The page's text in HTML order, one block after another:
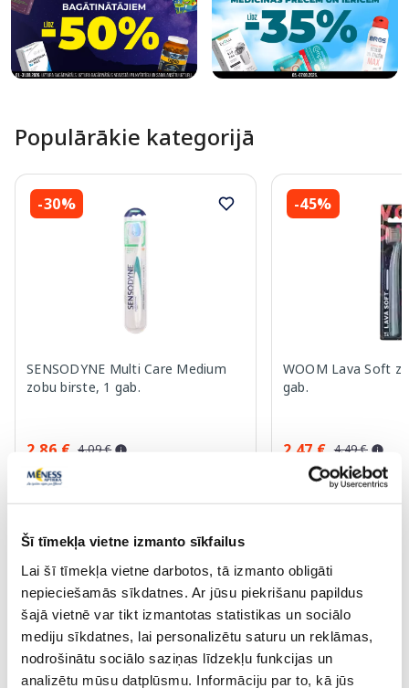
Šī tīmekļa vietne izmanto sīkfailus
Lai šī tīmekļa vietne darbotos, tā izmanto obligāti
nepieciešamās sīkdatnes. Ar jūsu piekrišanu papildus
šajā vietnē var tikt izmantotas statistikas un sociālo
mediju sīkdatnes, lai personalizētu saturu un reklāmas,
nodrošinātu sociālo saziņas līdzekļu funkcijas un
analizētu mūsu datplūsmu. Informāciju par to, kā jūs
Populārākie kategorijā
-30%
SENSODYNE Multi Care Medium
zobu birste, 1 gab.
2.86 € 4.09 €
Standarta cena: 4.09 €
-45%
WOOM Lava Soft
gab.
2.47 € 4.49 €
Page 1 of 10
Saules aizsardzībai vasarā ☀️
Vairāk...